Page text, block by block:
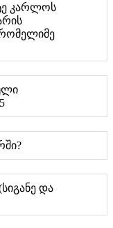
კარლოს
რომელიმე
და